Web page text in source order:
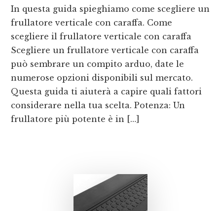
In questa guida spieghiamo come scegliere un
frullatore verticale con caraffa. Come
scegliere il frullatore verticale con caraffa
Scegliere un frullatore verticale con caraffa
può sembrare un compito arduo, date le
numerose opzioni disponibili sul mercato.
Questa guida ti aiuterà a capire quali fattori
considerare nella tua scelta. Potenza: Un
frullatore più potente è in […]